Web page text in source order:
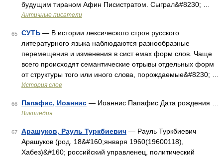
будущим тираном Афин Писистратом. Сыграл&#8230; …
Античные писатели
65 СУТЬ — В истории лексического строя русского
литературного языка наблюдаются разнообразные
перемещения и изменения в сист емах форм слов. Чаще
всего происходят семантические отрывы отдельных форм
от структуры того или иного слова, порождаемые&#8230; …
История слов
66 Папафис, Иоаннис — Иоаннис Папафис Дата рождения …
Википедия
67 Арашуков, Рауль Туркбиевич — Рауль Туркбиевич
Арашуков (род. 18&#160;января 1960(19600118),
Хабез)&#160; российский управленец, политический